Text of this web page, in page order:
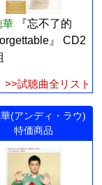
華
『忘不了的
』 CD2
>>試聴曲全リスト
(アンディ・ラウ)
特価商品